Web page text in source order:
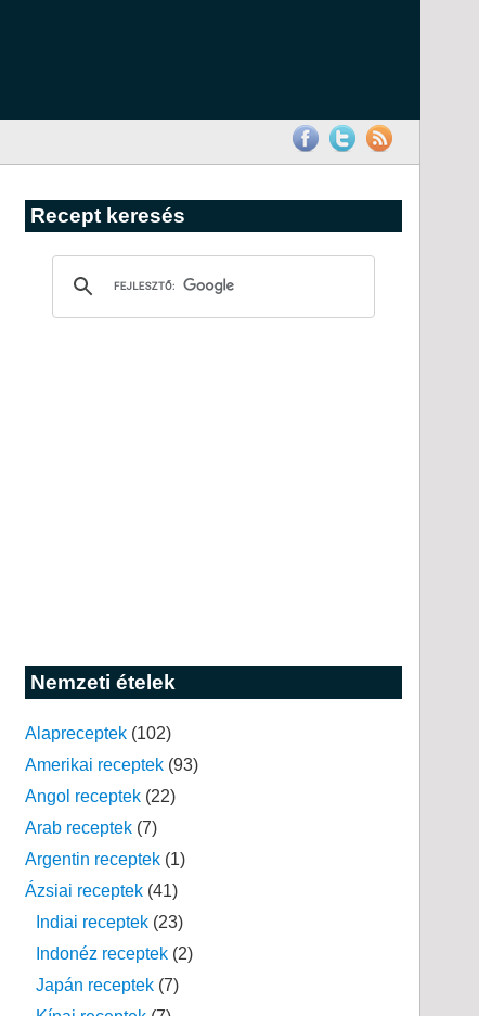
Recept keresés
Nemzeti ételek
Alapreceptek(102)
Amerikai receptek(93)
Angol receptek(22)
Arab receptek(7)
Argentin receptek(1)
Ázsiai receptek(41)
Indiai receptek(23)
Indonéz receptek(2)
Japán receptek(7)